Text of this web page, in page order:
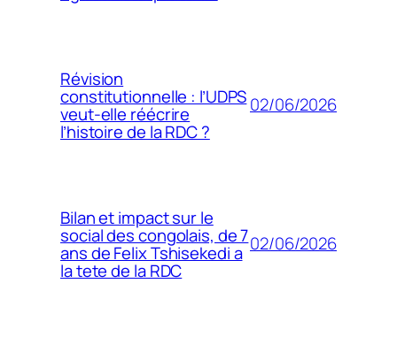
Révision
constitutionnelle : l’UDPS
veut-elle réécrire
l’histoire de la RDC ?
02/06/2026
Bilan et impact sur le
social des congolais, de 7
ans de Felix Tshisekedi a
la tete de la RDC
02/06/2026